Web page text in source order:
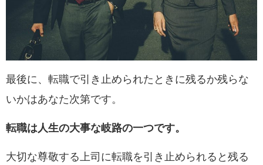
最後に、転職で引き止められたときに残るか残らな
いかはあなた次第です。
転職は人生の大事な岐路の一つです。
大切な尊敬する上司に転職を引き止められると残る